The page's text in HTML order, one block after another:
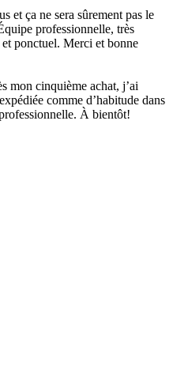
et ça ne sera sûrement pas le
professionnelle, très
ponctuel. Merci et bonne
mon cinquième achat, j’ai
comme d’habitude dans
À bientôt!